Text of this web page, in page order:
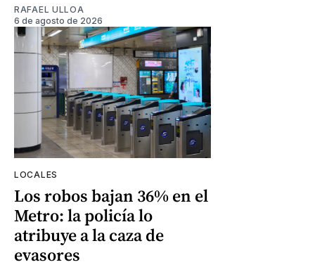
RAFAEL ULLOA
6 de agosto de 2026
LOCALES
Los robos bajan 36% en el
Metro: la policía lo
atribuye a la caza de
evasores